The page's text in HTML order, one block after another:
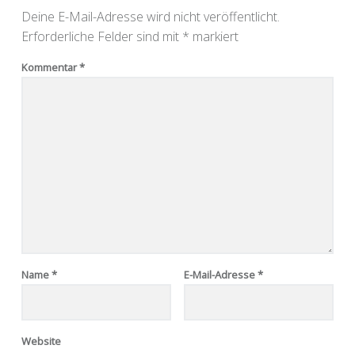
Deine E-Mail-Adresse wird nicht veröffentlicht.
Erforderliche Felder sind mit * markiert
Kommentar*
Name* E-Mail-Adresse*
Website